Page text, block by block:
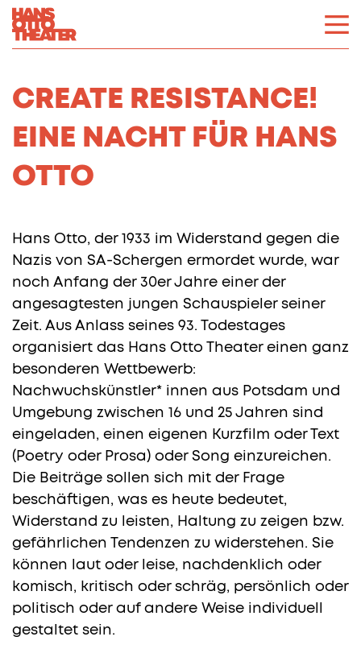
CREATE RESISTANCE!
EINE NACHT FÜR HANS
OTTO
Hans Otto, der 1933 im Widerstand gegen die
Nazis von SA-Schergen ermordet wurde, war
noch Anfang der 30er Jahre einer der
angesagtesten jungen Schauspieler seiner
Zeit. Aus Anlass seines 93. Todestages
organisiert das Hans Otto Theater einen ganz
besonderen Wettbewerb:
Nachwuchskünstler* innen aus Potsdam und
Umgebung zwischen 16 und 25 Jahren sind
eingeladen, einen eigenen Kurzfilm oder Text
(Poetry oder Prosa) oder Song einzureichen.
Die Beiträge sollen sich mit der Frage
beschäftigen, was es heute bedeutet,
Widerstand zu leisten, Haltung zu zeigen bzw.
gefährlichen Tendenzen zu widerstehen. Sie
können laut oder leise, nachdenklich oder
komisch, kritisch oder schräg, persönlich oder
politisch oder auf andere Weise individuell
gestaltet sein.